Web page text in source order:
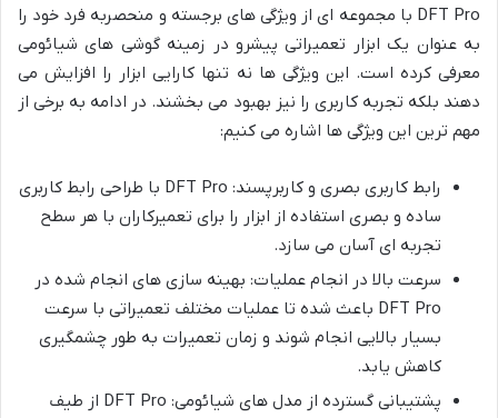
DFT Pro با مجموعه ای از ویژگی های برجسته و منحصربه فرد خود را
به عنوان یک ابزار تعمیراتی پیشرو در زمینه گوشی های شیائومی
معرفی کرده است. این ویژگی ها نه تنها کارایی ابزار را افزایش می
دهند بلکه تجربه کاربری را نیز بهبود می بخشند. در ادامه به برخی از
مهم ترین این ویژگی ها اشاره می کنیم:
رابط کاربری بصری و کاربرپسند: DFT Pro با طراحی رابط کاربری
ساده و بصری استفاده از ابزار را برای تعمیرکاران با هر سطح
تجربه ای آسان می سازد.
سرعت بالا در انجام عملیات: بهینه سازی های انجام شده در
DFT Pro باعث شده تا عملیات مختلف تعمیراتی با سرعت
بسیار بالایی انجام شوند و زمان تعمیرات به طور چشمگیری
کاهش یابد.
پشتیبانی گسترده از مدل های شیائومی: DFT Pro از طیف